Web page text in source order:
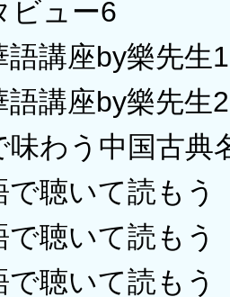
ビュー6
語講座by樂先生1
語講座by樂先生2
味わう中国古典
で聴いて読もう
で聴いて読もう
で聴いて読もう